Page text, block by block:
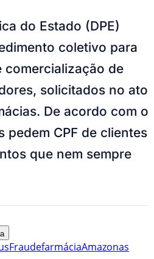
do Estado (DPE)
coletivo para
comercialização de
solicitados no ato
De acordo com o
pedem CPF de clientes
que nem sempre
FraudefarmáciaAmazonas